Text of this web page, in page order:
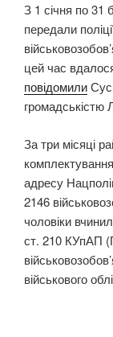
З 1 січня по 31
передали
цей час
повідомили
За три місяці
адресу
2146
чоловіки
ст. 210 КУпАП
військового